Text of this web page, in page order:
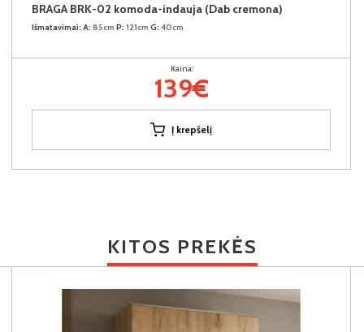
BRAGA BRK-02 komoda-indauja (Dab cremona)
Išmatavimai: A: 85cm P: 121cm G: 40cm
Kaina:
139€
Į krepšelį
KITOS PREKĖS